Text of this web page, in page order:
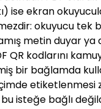
ise ekran
okuyucu tek
metin duyar ya
QR kodlarını
bir bağlamda
etiketlenmesi
isteğe bağlı